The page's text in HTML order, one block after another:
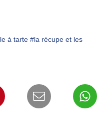
à tarte #la récupe et les